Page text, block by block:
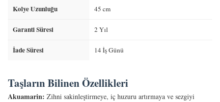
Kolye Uzunluğu 45 cm
Garanti Süresi 2 Yıl
İade Süresi 14 İş Günü
Taşların Bilinen Özellikleri
Akuamarin: Zihni sakinleştirmeye, iç huzuru artırmaya ve sezgiyi